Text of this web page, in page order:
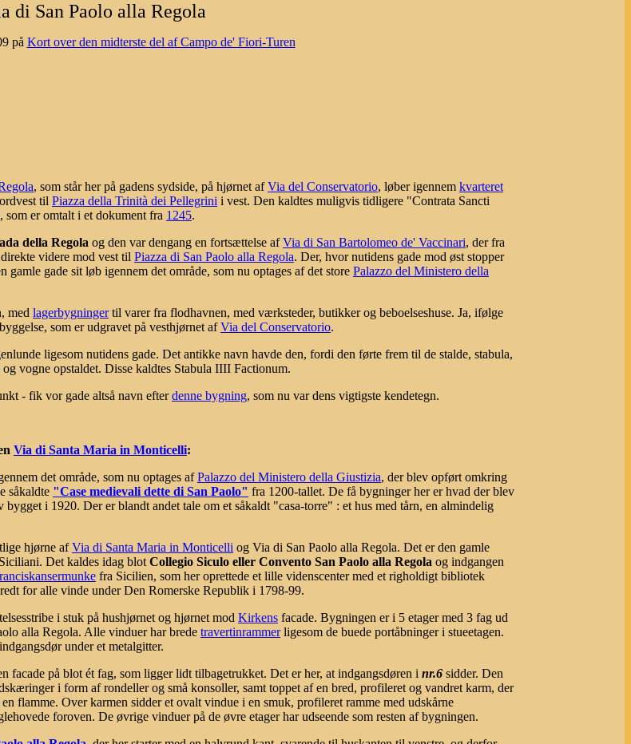
di San Paolo alla Regola
på Kort over den midterste del af Campo de' Fiori-Turen
, som står her på gadens sydside, på hjørnet afVia del Conservatorio, løber igennem kvarteret
til Piazza della Trinità dei Pellegrini i vest. Den kaldtes muligvis tidligere "Contrata Sancti
er omtalt i et dokument fra 1245.
della Regola og den var dengang en fortsættelse afVia di San Bartolomeo de' Vaccinari, der fra
videre mod vest til Piazza di San Paolo alla Regola. Der, hvor nutidens gade mod øst stopper
gamle gade sit løb igennem det område, som nu optages af det store Palazzo del Ministero della
med lagerbygningertil varer fra flodhavnen, med værksteder, butikker og beboelseshuse. Ja, ifølge
som er udgravet på vesthjørnet afVia del Conservatorio.
ligesom nutidens gade. Det antikke navn havde den, fordi den førte frem til de stalde, stabula,
og vogne opstaldet. Disse kaldtes Stabula IIII Factionum.
- fik vor gade altså navn efterdenne bygning, som nu var dens vigtigste kendetegn.
Via di Santa Maria in Monticelli:
det område, som nu optages afPalazzo del Ministero della Giustizia, der blev opført omkring
såkaldte "Case medievali dette di San Paolo" fra 1200-tallet. De få bygninger her er hvad der blev
bygget i 1920. Der er blandt andet tale om et såkaldt "casa-torre" : et hus med tårn, en almindelig
hjørne afVia di Santa Maria in Monticelli og Via di San Paolo alla Regola. Det er den gamle
Det kaldes idag blot Collegio Siculo eller Convento San Paolo alla Regola og indgangen
fra Sicilien, som her oprettede et lille videnscenter med et righoldigt bibliotek
for alle vinde under Den Romerske Republik i 1798-99.
i stuk på hushjørnet og hjørnet mod Kirkens facade. Bygningen er i 5 etager med 3 fag ud
alla Regola. Alle vinduer har brede travertinrammerligesom de buede portåbninger i stueetagen.
under et metalgitter.
facade på blot ét fag, som ligger lidt tilbagetrukket. Det er her, at indgangsdøren i nr.6 sidder. Den
i form af rondeller og små konsoller, samt toppet af en bred, profileret og vandret karm, der
flamme. Over karmen sidder et ovalt vindue i en smuk, profileret ramme med udskårne
foroven. De øvrige vinduer på de øvre etager har udseende som resten af bygningen.